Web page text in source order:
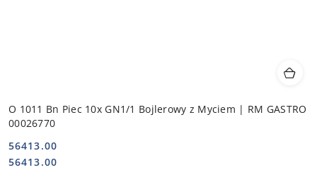
O 1011 Bn Piec 10x GN1/1 Bojlerowy z Myciem | RM GASTRO
00026770
Cena:
56413.00
Cena:
56413.00